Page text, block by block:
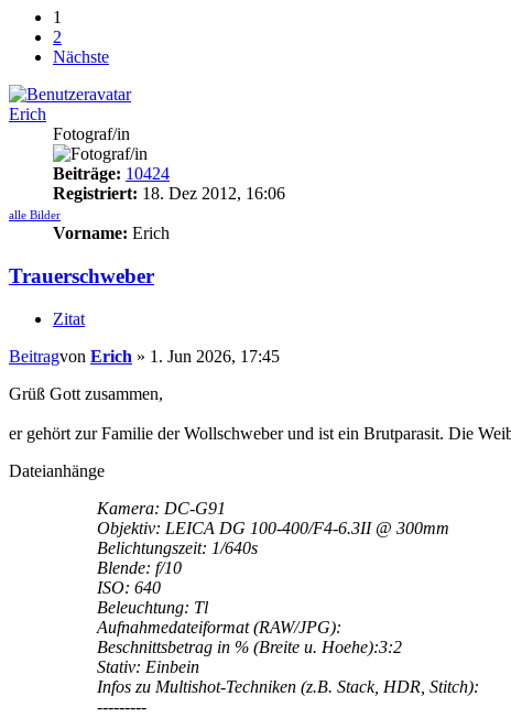
1
2
Nächste
Erich
Fotograf/in
Beiträge: 10424
Registriert: 18. Dez 2012, 16:06
alle Bilder
Vorname: Erich
Trauerschweber
Zitat
Beitragvon Erich » 1. Jun 2026, 17:45
Grüß Gott zusammen,
er gehört zur Familie der Wollschweber und ist ein Brutparasit. Die
Dateianhänge
Kamera: DC-G91
Objektiv: LEICA DG 100-400/F4-6.3II @ 300mm
Belichtungszeit: 1/640s
Blende: f/10
ISO: 640
Beleuchtung: Tl
Aufnahmedateiformat (RAW/JPG):
Beschnittsbetrag in % (Breite u. Hoehe):3:2
Stativ: Einbein
Infos zu Multishot-Techniken (z.B. Stack, HDR, Stitch):
---------